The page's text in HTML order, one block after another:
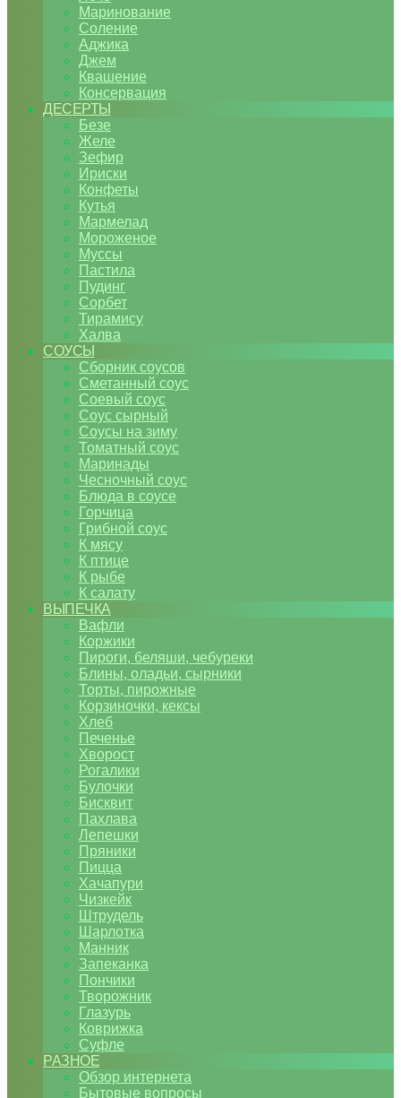
Маринование
Соление
Аджика
Джем
Квашение
Консервация
ДЕСЕРТЫ
Безе
Желе
Зефир
Ириски
Конфеты
Кутья
Мармелад
Мороженое
Муссы
Пастила
Пудинг
Сорбет
Тирамису
Халва
СОУСЫ
Сборник соусов
Сметанный соус
Соевый соус
Соус сырный
Соусы на зиму
Томатный соус
Маринады
Чесночный соус
Блюда в соусе
Горчица
Грибной соус
К мясу
К птице
К рыбе
К салату
ВЫПЕЧКА
Вафли
Коржики
Пироги, беляши, чебуреки
Блины, оладьи, сырники
Торты, пирожные
Корзиночки, кексы
Хлеб
Печенье
Хворост
Рогалики
Булочки
Бисквит
Пахлава
Лепешки
Пряники
Пицца
Хачапури
Чизкейк
Штрудель
Шарлотка
Манник
Запеканка
Пончики
Творожник
Глазурь
Коврижка
Суфле
РАЗНОЕ
Обзор интернета
Бытовые вопросы